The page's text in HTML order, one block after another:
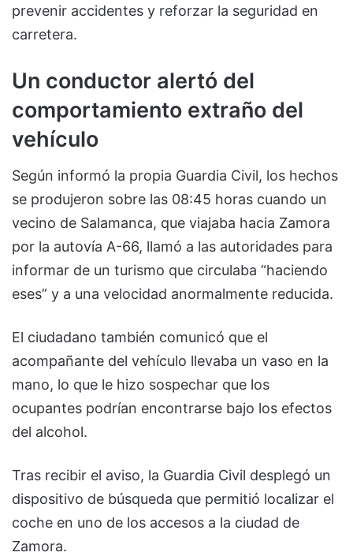
prevenir accidentes y reforzar la seguridad en
carretera.
Un conductor alertó del
comportamiento extraño del
vehículo
Según informó la propia Guardia Civil, los hechos
se produjeron sobre las 08:45 horas cuando un
vecino de Salamanca, que viajaba hacia Zamora
por la autovía A-66, llamó a las autoridades para
informar de un turismo que circulaba “haciendo
eses” y a una velocidad anormalmente reducida.
El ciudadano también comunicó que el
acompañante del vehículo llevaba un vaso en la
mano, lo que le hizo sospechar que los
ocupantes podrían encontrarse bajo los efectos
del alcohol.
Tras recibir el aviso, la Guardia Civil desplegó un
dispositivo de búsqueda que permitió localizar el
coche en uno de los accesos a la ciudad de
Zamora.